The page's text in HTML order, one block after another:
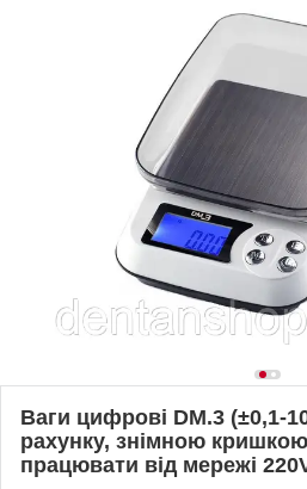
Ваги цифрові DM.3 (±0,1-
рахунку, знімною
працювати від мережі